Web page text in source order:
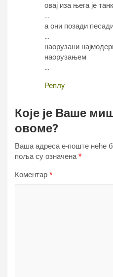
овај иза њега је танк
…
а они позади
…
наорузани
наорузањем
…
Реплy
Које је Ваше
овоме?
Ваша адреса е-поште неће
поља су означена*
Коментар *